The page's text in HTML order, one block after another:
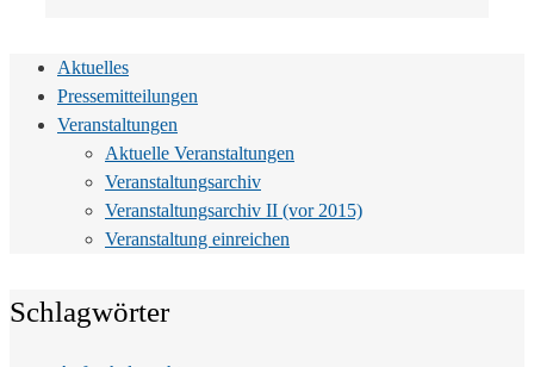
Aktuelles
Pressemitteilungen
Veranstaltungen
Aktuelle Veranstaltungen
Veranstaltungsarchiv
Veranstaltungsarchiv II (vor 2015)
Veranstaltung einreichen
Schlagwörter